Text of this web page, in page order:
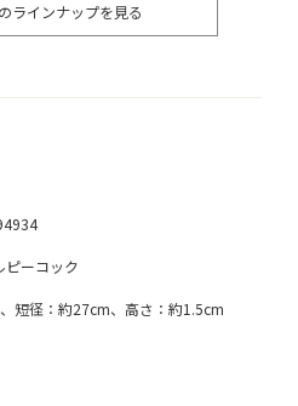
ラインナップを見る
ピーコック
短径：約27cm、高さ：約1.5cm